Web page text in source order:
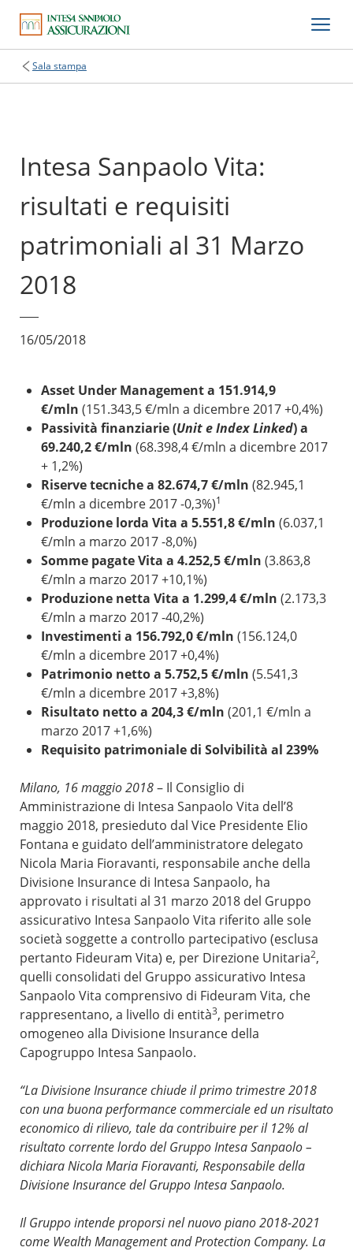
Sala stampa
Intesa Sanpaolo Vita:
risultati e requisiti
patrimoniali al 31 Marzo
2018
16/05/2018
Asset Under Management a 151.914,9
€/mln (151.343,5 €/mln a dicembre 2017 +0,4%)
Passività finanziarie (Unit e Index Linked) a
69.240,2 €/mln (68.398,4 €/mln a dicembre 2017
+ 1,2%)
Riserve tecniche a 82.674,7 €/mln (82.945,1
€/mln a dicembre 2017 -0,3%)1
Produzione lorda Vita a 5.551,8 €/mln (6.037,1
€/mln a marzo 2017 -8,0%)
Somme pagate Vita a 4.252,5 €/mln (3.863,8
€/mln a marzo 2017 +10,1%)
Produzione netta Vita a 1.299,4 €/mln (2.173,3
€/mln a marzo 2017 -40,2%)
Investimenti a 156.792,0 €/mln (156.124,0
€/mln a dicembre 2017 +0,4%)
Patrimonio netto a 5.752,5 €/mln (5.541,3
€/mln a dicembre 2017 +3,8%)
Risultato netto a 204,3 €/mln (201,1 €/mln a
marzo 2017 +1,6%)
Requisito patrimoniale di Solvibilità al 239%
Milano, 16 maggio 2018– Il Consiglio di
Amministrazione di Intesa Sanpaolo Vita dell’8
maggio 2018, presieduto dal Vice Presidente Elio
Fontana e guidato dell’amministratore delegato
Nicola Maria Fioravanti, responsabile anche della
Divisione Insurance di Intesa Sanpaolo, ha
approvato i risultati al 31 marzo 2018 del Gruppo
assicurativo Intesa Sanpaolo Vita riferito alle sole
società soggette a controllo partecipativo (esclusa
pertanto Fideuram Vita) e, per Direzione Unitaria2,
quelli consolidati del Gruppo assicurativo Intesa
Sanpaolo Vita comprensivo di Fideuram Vita, che
rappresentano, a livello di entità3, perimetro
omogeneo alla Divisione Insurance della
Capogruppo Intesa Sanpaolo.
“La Divisione Insurance chiude il primo trimestre 2018
con una buona performance commerciale ed un risultato
economico di rilievo, tale da contribuire per il 12% al
risultato corrente lordo del Gruppo Intesa Sanpaolo –
dichiara Nicola Maria Fioravanti, Responsabile della
Divisione Insurance del Gruppo Intesa Sanpaolo.
Il Gruppo intende proporsi nel nuovo piano 2018-2021
come Wealth Management and Protection Company. La